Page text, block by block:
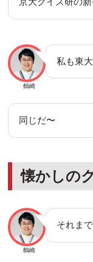
鶴崎
私も東
同じだ〜
懐かしの
鶴崎
それま